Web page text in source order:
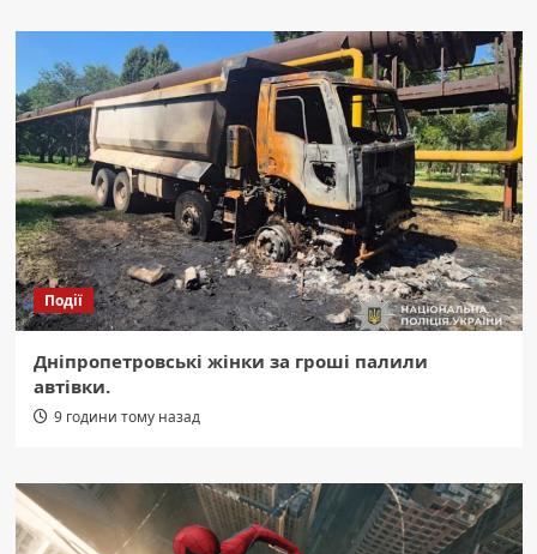
Події
Дніпропетровські жінки за гроші палили
автівки.
9 години тому назад